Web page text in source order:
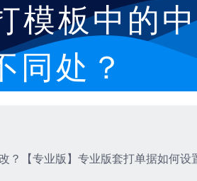
模板中的
同处？
？【专业版】专业版套打单据如何